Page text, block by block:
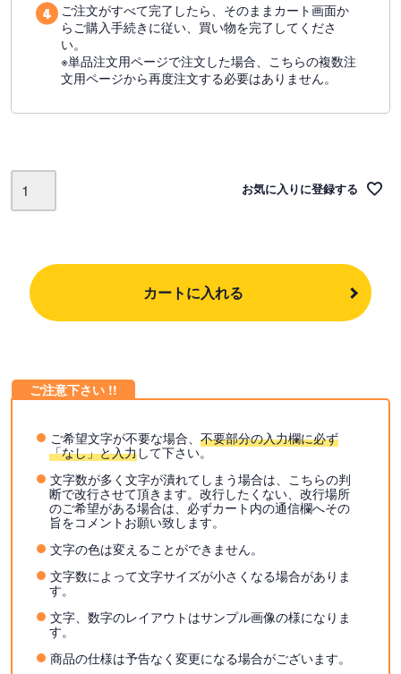
ご注文がすべて完了したら、そのままカート画面か
らご購入手続きに従い、買い物を完了してくださ
い。
※単品注文用ページで注文した場合、こちらの複数注
文用ページから再度注文する必要はありません。
お気に入りに登録する
カートに入れる
ご希望文字が不要な場合、 不要部分の入力欄に必ず
「なし」と入力して下さい。
文字数が多く文字が潰れてしまう場合は、こちらの判
断で改行させて頂きます。改行したくない、改行場所
のご希望がある場合は、必ずカート内の通信欄へその
旨をコメントお願い致します。
文字の色は変えることができません。
文字数によって文字サイズが小さくなる場合がありま
す。
文字、数字のレイアウトはサンプル画像の様になりま
す。
商品の仕様は予告なく変更になる場合がございます。